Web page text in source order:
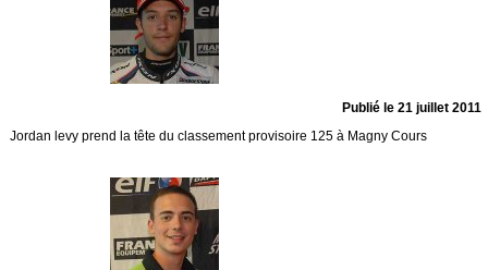
Publié le 21 juillet 2011
Jordan levy prend la tête du classement provisoire 125 à Magny Cours